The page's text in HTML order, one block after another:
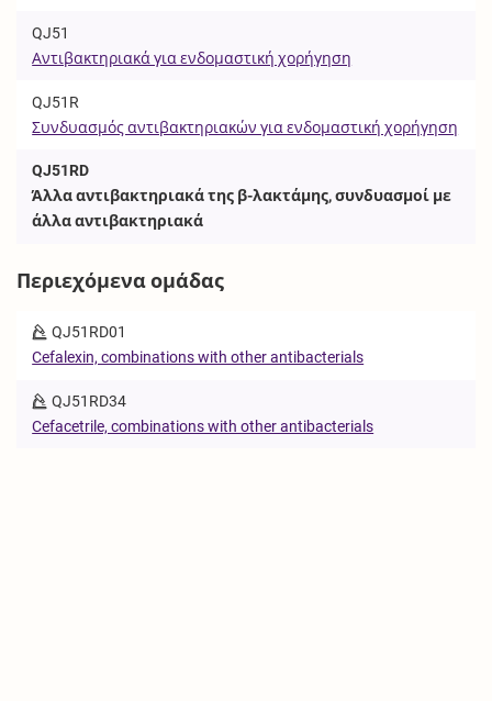
QJ51
Αντιβακτηριακά για ενδομαστική χορήγηση
QJ51R
Συνδυασμός αντιβακτηριακών για ενδομαστική χορήγηση
QJ51RD
Άλλα αντιβακτηριακά της β-λακτάμης, συνδυασμοί με
άλλα αντιβακτηριακά
Περιεχόμενα ομάδας
QJ51RD01
Cefalexin, combinations with other antibacterials
QJ51RD34
Cefacetrile, combinations with other antibacterials